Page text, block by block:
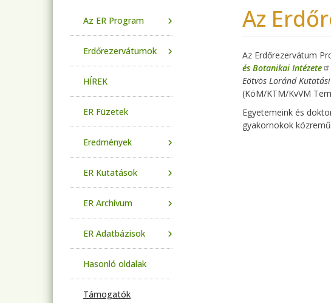
Az
Az Erdőrezervátum
és Botanikai Intézete
Eötvös Loránd
(KöM/KTM/KvVM
Egyetemeink és
gyakornokok
Az ER Program
Erdőrezervátumok
HÍREK
ER Füzetek
Eredmények
ER Kutatások
ER Archívum
ER Adatbázisok
Hasonló oldalak
Támogatók